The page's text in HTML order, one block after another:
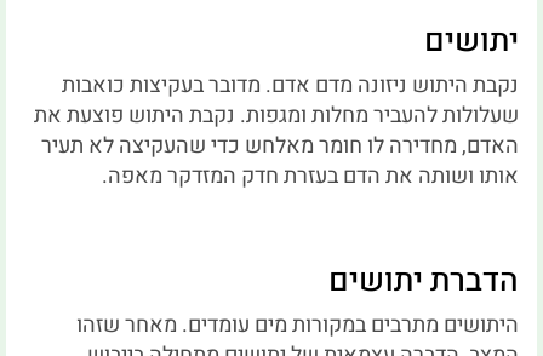
יתושים
נקבת היתוש ניזונה מדם אדם. מדובר בעקיצות כואבות
שעלולות להעביר מחלות ומגפות. נקבת היתוש פוצעת את
האדם, מחדירה לו חומר מאלחש כדי שהעקיצה לא תעיר
אותו ושותה את הדם בעזרת חדק המזדקר מאפה.
הדברת יתושים
היתושים מתרבים במקורות מים עומדים. מאחר שזהו